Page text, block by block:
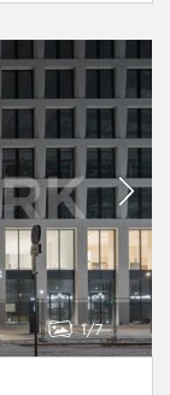
1 7